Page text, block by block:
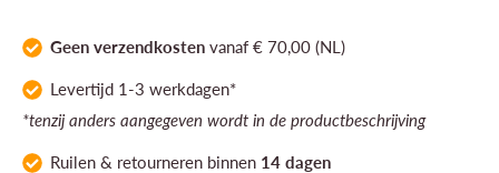
Geen verzendkosten vanaf € 70,00 (NL)
Levertijd 1-3 werkdagen*
*tenzij anders aangegeven wordt in de productbeschrijving
Ruilen & retourneren binnen 14 dagen